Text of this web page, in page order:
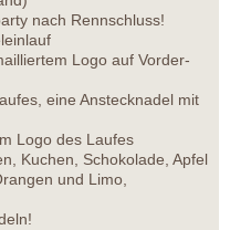
nach Rennschluss!
Logo auf Vorder-
eine Anstecknadel mit
Logo des Laufes
Kuchen, Schokolade, Apfel
und Limo,